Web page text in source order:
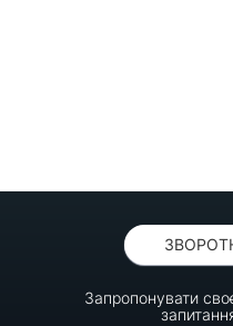
Запропонувати